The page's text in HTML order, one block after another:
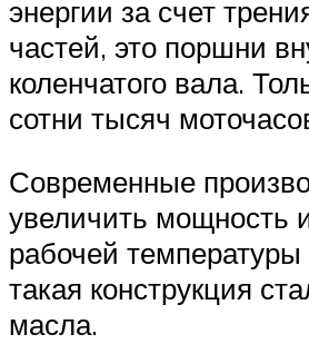
энергии за счет
частей, это поршни
коленчатого вала.
сотни тысяч
Современные
увеличить мощность
рабочей
такая конструкция
масла.